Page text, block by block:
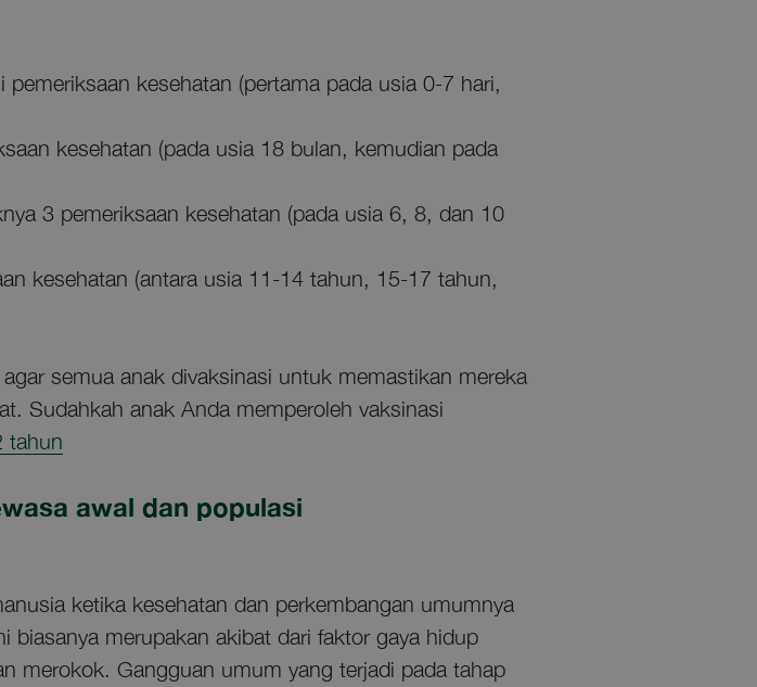
kesehatan (pertama pada usia 0-7 hari,
kesehatan (pada usia 18 bulan, kemudian pada
3 pemeriksaan kesehatan (pada usia 6, 8, dan 10
kesehatan (antara usia 11-14 tahun, 15-17 tahun,
semua anak divaksinasi untuk memastikan mereka
Sudahkah anak Anda memperoleh vaksinasi
tahun
awal dan populasi
ketika kesehatan dan perkembangan umumnya
biasanya merupakan akibat dari faktor gaya hidup
merokok. Gangguan umum yang terjadi pada tahap